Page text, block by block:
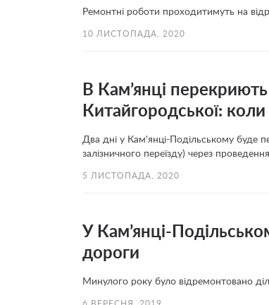
Ремонтні роботи проходитимуть на
10 ЛИСТОПАДА, 2020
В Кам’янці
Китайгородської: коли
Два дні у Кам'янці-Подільському буде
залізничного переїзду) через
5 ЛИСТОПАДА, 2020
У Кам’янці-
дороги
Минулого року було відремонтовано